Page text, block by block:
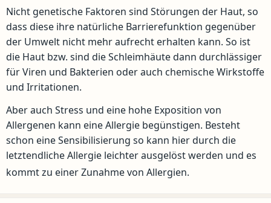
Nicht genetische Faktoren sind Störungen der Haut, so
dass diese ihre natürliche Barrierefunktion gegenüber
der Umwelt nicht mehr aufrecht erhalten kann. So ist
die Haut bzw. sind die Schleimhäute dann durchlässiger
für Viren und Bakterien oder auch chemische Wirkstoffe
und Irritationen.
Aber auch Stress und eine hohe Exposition von
Allergenen kann eine Allergie begünstigen. Besteht
schon eine Sensibilisierung so kann hier durch die
letztendliche Allergie leichter ausgelöst werden und es
kommt zu einer Zunahme von Allergien.